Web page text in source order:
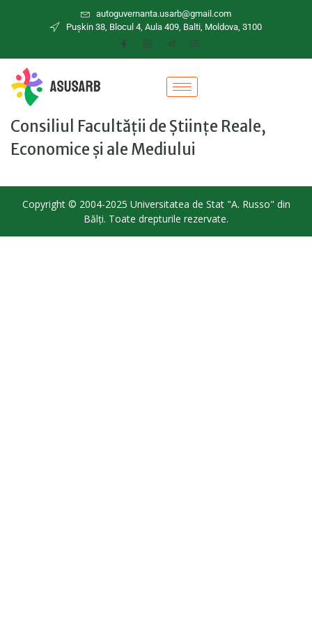
autoguvernanta.usarb@gmail.com
Puşkin 38, Blocul 4, Aula 409, Balti, Moldova, 3100
Consiliul Facultății de Științe Reale,
Economice și ale Mediului